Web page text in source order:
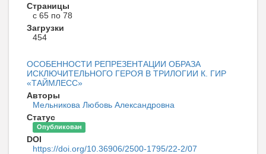
Страницы
с 65 по 78
Загрузки
454
ОСОБЕННОСТИ РЕПРЕЗЕНТАЦИИ ОБРАЗА
ИСКЛЮЧИТЕЛЬНОГО ГЕРОЯ В ТРИЛОГИИ К. ГИР
«ТАЙМЛЕСС»
Авторы
Мельникова Любовь Александровна
Статус
Опубликован
DOI
https://doi.org/10.36906/2500-1795/22-2/07